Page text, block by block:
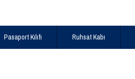
Pasaport Kılıfı Ruhsat Kabı